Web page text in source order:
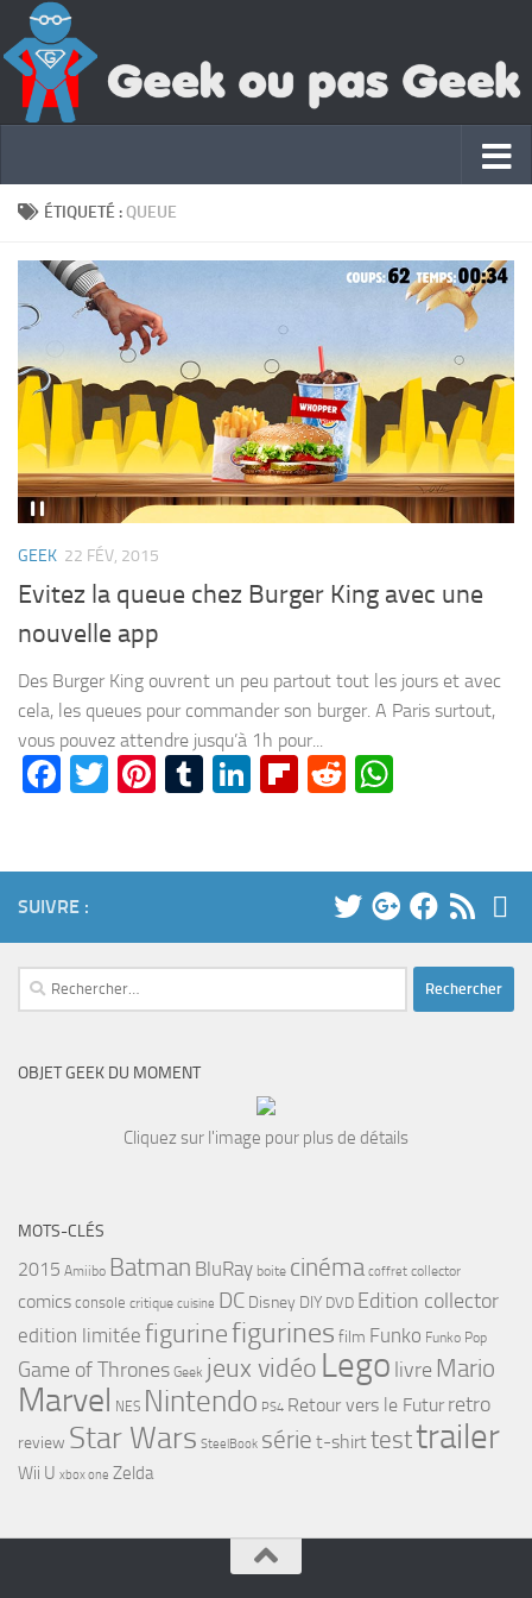
ÉTIQUETÉ :QUEUE
GEEK 22 FÉV, 2015
Evitez la queue chez Burger King avec une
nouvelle app
Des Burger King ouvrent un peu partout tout les jours et avec
cela, les queues pour commander son burger. A Paris surtout,
vous pouvez attendre jusqu’à 1h pour...
Facebook
Twitter
Pinterest
Tumblr
LinkedIn
Flipboard
Reddit
SUIVRE :
Rechercher :
OBJET GEEK DU MOMENT
Cliquez sur l'image pour plus de détails
MOTS-CLÉS
2015 Amiibo Batman BluRay boite cinéma coffret collector
comics console critique cuisine DC Disney DIY DVD Edition collector
edition limitée figurinefigurines film Funko Funko Pop
Game of Thrones Geek jeux vidéo Lego livre Mario
Marvel NES Nintendo PS4 Retour vers le Futur retro
review Star Wars SteelBook série t-shirttesttrailer
Wii U xbox one Zelda